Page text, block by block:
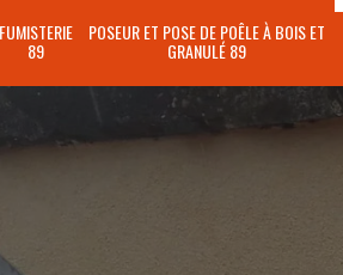
FUMISTERIE
89
POSEUR ET POSE DE POÊLE À BOIS ET
GRANULÉ 89